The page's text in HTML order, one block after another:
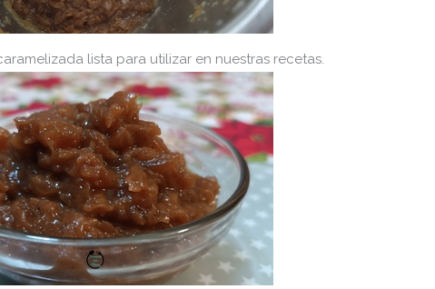
lista para utilizar en nuestras recetas.